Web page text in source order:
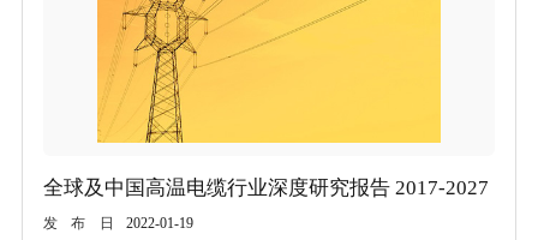
全球及中国高温电缆行业深度研究报告 2017-2027
发布日
2022-01-19